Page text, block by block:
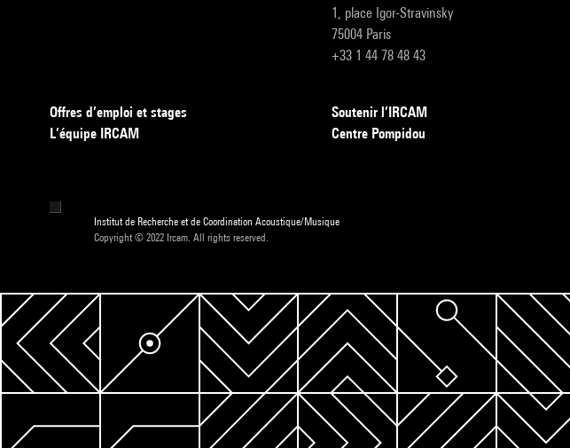
1, place Igor-Stravinsky
75004 Paris
+33 1 44 78 48 43
Offres d’emploi et stages
L’équipe IRCAM
Soutenir l’IRCAM
Centre Pompidou
Institut de Recherche et de Coordination Acoustique/Musique
Copyright © 2022 Ircam. All rights reserved.